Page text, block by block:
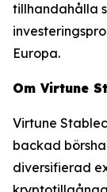
tillhandahålla
Europa.
Om Virtune
Virtune
backad
diversifierad